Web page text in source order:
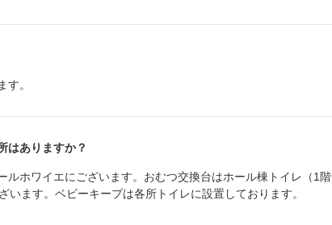
。
はありますか？
ルホワイエにございます。おむつ交換台はホール棟トイレ（1階
ます。ベビーキープは各所トイレに設置しております。